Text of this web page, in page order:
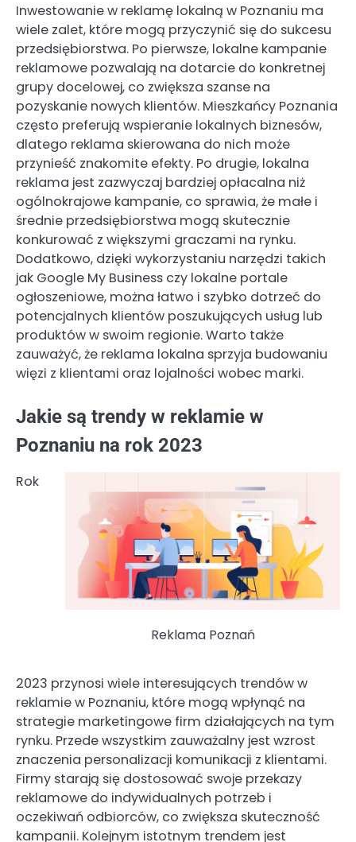
Inwestowanie w reklamę lokalną w Poznaniu ma
wiele zalet, które mogą przyczynić się do sukcesu
przedsiębiorstwa. Po pierwsze, lokalne kampanie
reklamowe pozwalają na dotarcie do konkretnej
grupy docelowej, co zwiększa szanse na
pozyskanie nowych klientów. Mieszkańcy Poznania
często preferują wspieranie lokalnych biznesów,
dlatego reklama skierowana do nich może
przynieść znakomite efekty. Po drugie, lokalna
reklama jest zazwyczaj bardziej opłacalna niż
ogólnokrajowe kampanie, co sprawia, że małe i
średnie przedsiębiorstwa mogą skutecznie
konkurować z większymi graczami na rynku.
Dodatkowo, dzięki wykorzystaniu narzędzi takich
jak Google My Business czy lokalne portale
ogłoszeniowe, można łatwo i szybko dotrzeć do
potencjalnych klientów poszukujących usług lub
produktów w swoim regionie. Warto także
zauważyć, że reklama lokalna sprzyja budowaniu
więzi z klientami oraz lojalności wobec marki.
Jakie są trendy w reklamie w
Poznaniu na rok 2023
Reklama Poznań
Rok
2023 przynosi wiele interesujących trendów w
reklamie w Poznaniu, które mogą wpłynąć na
strategie marketingowe firm działających na tym
rynku. Przede wszystkim zauważalny jest wzrost
znaczenia personalizacji komunikacji z klientami.
Firmy starają się dostosować swoje przekazy
reklamowe do indywidualnych potrzeb i
oczekiwań odbiorców, co zwiększa skuteczność
kampanii. Kolejnym istotnym trendem jest